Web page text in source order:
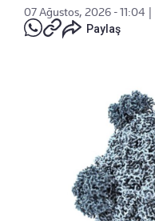
07 Ağustos, 2026 - 11:04 |
Paylaş